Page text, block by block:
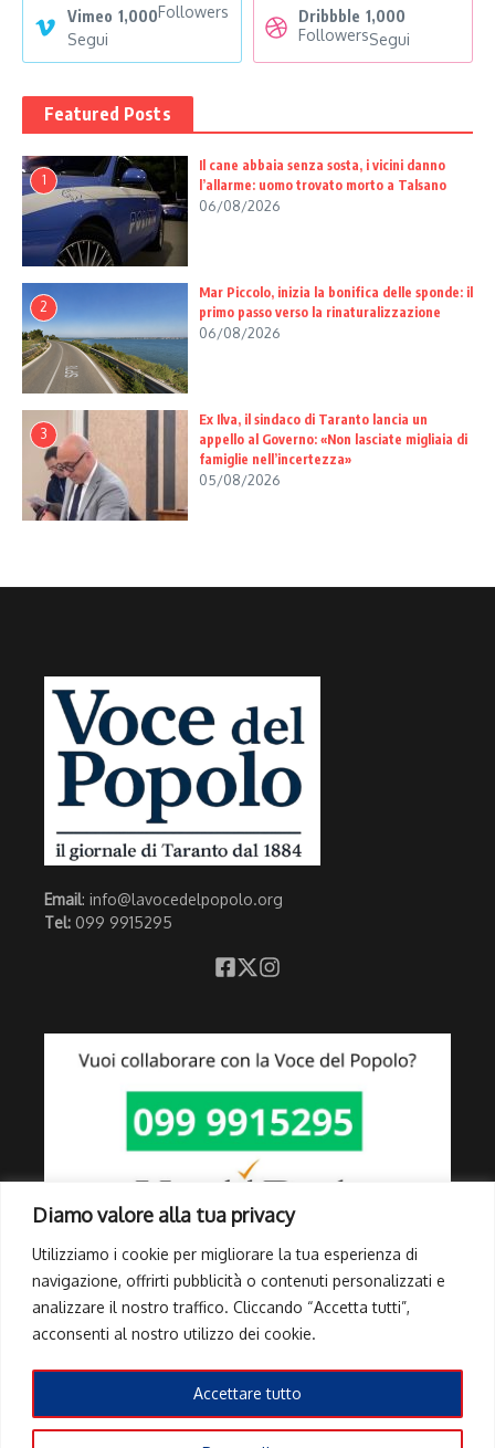
Diamo valore alla tua privacy
Utilizziamo i cookie per migliorare la tua esperienza di
navigazione, offrirti pubblicità o contenuti personalizzati e
analizzare il nostro traffico. Cliccando “Accetta tutti”,
acconsenti al nostro utilizzo dei cookie.
Accettare tutto
Vimeo 1,000Followers
Segui
Dribbble 1,000
FollowersSegui
Featured Posts
1
Il cane abbaia senza sosta, i vicini danno
l’allarme: uomo trovato morto a Talsano
06/08/2026
2
Mar Piccolo, inizia la bonifica delle sponde: il
primo passo verso la rinaturalizzazione
06/08/2026
3
Ex Ilva, il sindaco di Taranto lancia un
appello al Governo: «Non lasciate migliaia di
famiglie nell’incertezza»
05/08/2026
Email: info@lavocedelpopolo.org
Tel: 099 9915295
Link Utili
Info Pubblicità elettorale